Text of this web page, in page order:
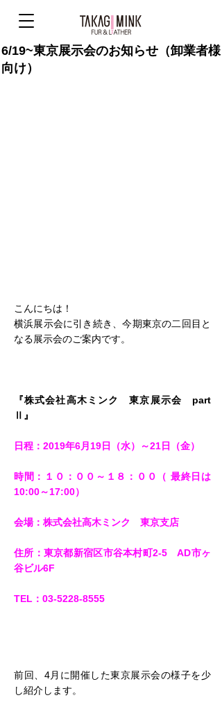
6/19~東京展示会のお知らせ（卸業者様
向け）
こんにちは！
横浜展示会に引き続き、今期東京の二回目と
なる展示会のご案内です。
『株式会社高木ミンク　東京展示会　part
Ⅱ』
日程：2019年6月19日（水）～21日（金）
時間：１０：００～１８：００（ 最終日は
10:00～17:00）
会場：株式会社高木ミンク　東京支店
住所：東京都新宿区市谷本村町2-5　AD市ヶ
谷ビル6F
TEL：03-5228-8555
前回、4月に開催した東京展示会の様子を少
し紹介します。